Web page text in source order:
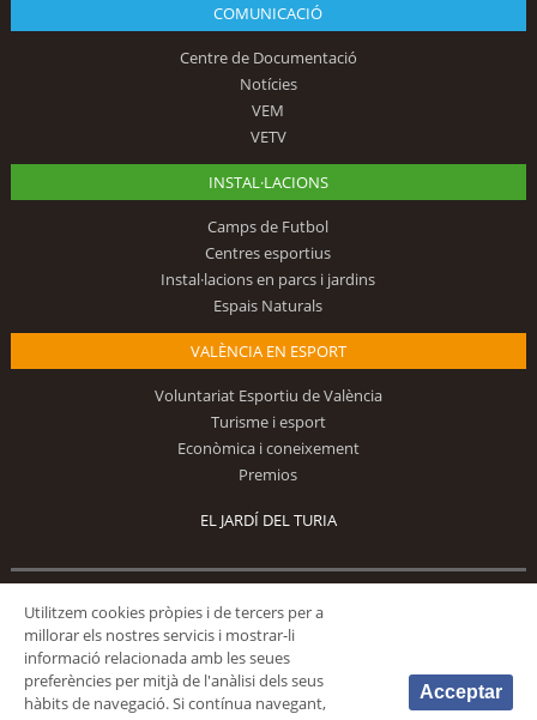
COMUNICACIÓ
Centre de Documentació
Notícies
VEM
VETV
INSTAL·LACIONS
Camps de Futbol
Centres esportius
Instal·lacions en parcs i jardins
Espais Naturals
VALÈNCIA EN ESPORT
Voluntariat Esportiu de València
Turisme i esport
Econòmica i coneixement
Premios
EL JARDÍ DEL TURIA
Utilitzem cookies pròpies i de tercers per a
millorar els nostres servicis i mostrar-li
informació relacionada amb les seues
preferències per mitjà de l'anàlisi dels seus
hàbits de navegació. Si contínua navegant,
Acceptar